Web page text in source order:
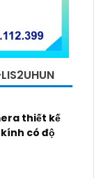
thiết kế
có độ